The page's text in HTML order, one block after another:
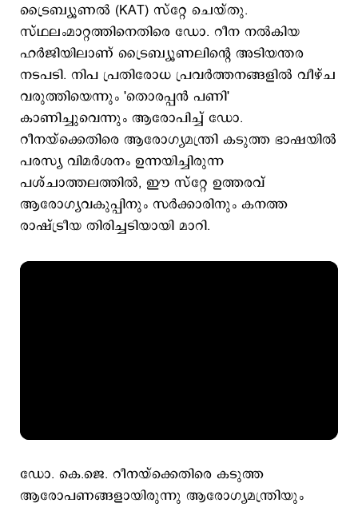
ട്രൈബ്യൂണൽ (KAT) സ്റ്റേ ചെയ്തു.
സ്ഥലംമാറ്റത്തിനെതിരെ ഡോ. റീന നൽകിയ
ഹർജിയിലാണ് ട്രൈബ്യൂണലിന്റെ അടിയന്തര
നടപടി. നിപ പ്രതിരോധ പ്രവർത്തനങ്ങളിൽ വീഴ്ച
വരുത്തിയെന്നും 'തൊരപ്പന്‍ പണി'
കാണിച്ചുവെന്നും ആരോപിച്ച് ഡോ.
റീനയ്ക്കെതിരെ ആരോഗ്യമന്ത്രി കടുത്ത ഭാഷയിൽ
പരസ്യ വിമർശനം ഉന്നയിച്ചിരുന്ന
പശ്ചാത്തലത്തിൽ, ഈ സ്റ്റേ ഉത്തരവ്
ആരോഗ്യവകുപ്പിനും സർക്കാരിനും കനത്ത
രാഷ്ട്രീയ തിരിച്ചടിയായി മാറി.
ഡോ. കെ.ജെ. റീനയ്ക്കെതിരെ കടുത്ത
ആരോപണങ്ങളായിരുന്നു ആരോഗ്യമന്ത്രിയും